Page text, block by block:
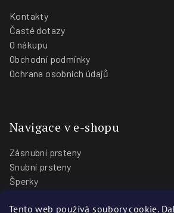
Tento web používá soubory cookie.
Kontakty
Časté dotazy
O nákupu
Obchodní podmínky
Ochrana osobních údajů
Navigace v e-shopu
Zásnubní prsteny
Snubní prsteny
Šperky
Blog